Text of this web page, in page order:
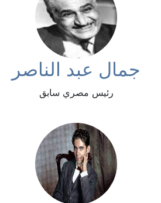
جمال عبد الناصر
رئيس مصري سابق